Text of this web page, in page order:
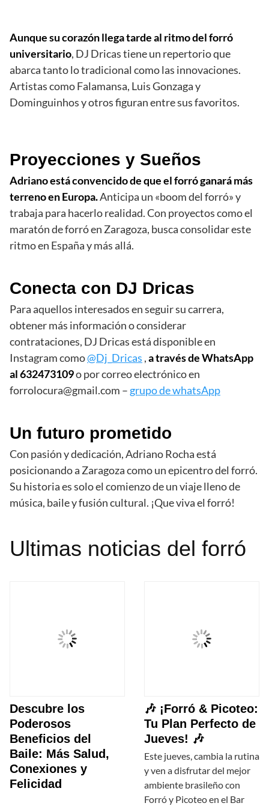
Aunque su corazón llega tarde al ritmo del forró
universitario, DJ Dricas tiene un repertorio que
abarca tanto lo tradicional como las innovaciones.
Artistas como Falamansa, Luis Gonzaga y
Dominguinhos y otros figuran entre sus favoritos.
Proyecciones y Sueños
Adriano está convencido de que el forró ganará más
terreno en Europa.Anticipa un «boom del forró» y
trabaja para hacerlo realidad. Con proyectos como el
maratón de forró en Zaragoza, busca consolidar este
ritmo en España y más allá.
Conecta con DJ Dricas
Para aquellos interesados ​​en seguir su carrera,
obtener más información o considerar
contrataciones, DJ Dricas está disponible en
Instagram como@Dj_Dricas ,a través de WhatsApp
al 632473109o por correo electrónico en
forrolocura@gmail.com –grupo de whatsApp
Un futuro prometido
Con pasión y dedicación, Adriano Rocha está
posicionando a Zaragoza como un epicentro del forró.
Su historia es solo el comienzo de un viaje lleno de
música, baile y fusión cultural. ¡Que viva el forró!
Ultimas noticias del forró
Descubre los
Poderosos
Beneficios del
Baile: Más Salud,
Conexiones y
Felicidad
🎶 ¡Forró & Picoteo:
Tu Plan Perfecto de
Jueves! 🎶
Este jueves, cambia la rutina
y ven a disfrutar del mejor
ambiente brasileño con
Forró y Picoteo en el Bar